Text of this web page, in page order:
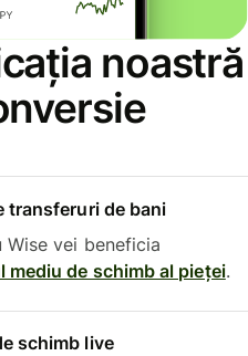
noastră
transferuri de bani
Wise vei beneficia
mediu de schimb al pieței.
schimb live